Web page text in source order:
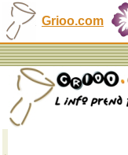
Grioo.com